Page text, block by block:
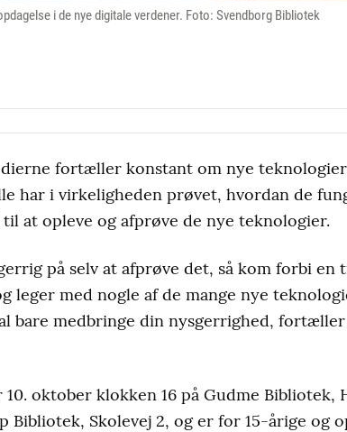
i de nye digitale verdener. Foto: Svendborg Bibliotek
fortæller konstant om nye teknologier
har i virkeligheden prøvet, hvordan de
at opleve og afprøve de nye teknologier.
på selv at afprøve det, så kom forbi en
leger med nogle af de mange nye
bare medbringe din nysgerrighed,
oktober klokken 16 på Gudme Bibliotek,
Bibliotek, Skolevej 2, og er for 15-årige og